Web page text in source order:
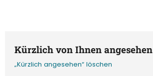
Kürzlich von Ihnen angesehen
„Kürzlich angesehen“ löschen